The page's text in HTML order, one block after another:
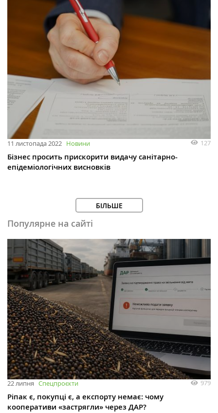
11 листопада 2022 Новини 127
Бізнес просить прискорити видачу санітарно-
епідеміологічних висновків
БІЛЬШЕ
Популярне на сайті
22 липня Спецпроєкти 979
Ріпак є, покупці є, а експорту немає: чому
кооперативи «застрягли» через ДАР?